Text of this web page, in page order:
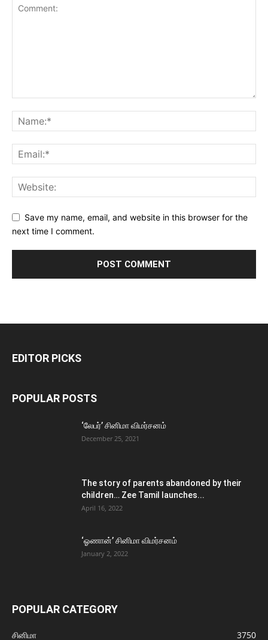
Save my name, email, and website in this browser for the
next time I comment.
EDITOR PICKS
POPULAR POSTS
‘லேபர்’ சினிமா விமர்சனம்
December 25, 2021
The story of parents abandoned by their
children… Zee Tamil launches...
April 16, 2022
‘ஓணான்’ சினிமா விமர்சனம்
January 2, 2022
POPULAR CATEGORY
சினிமா
3750